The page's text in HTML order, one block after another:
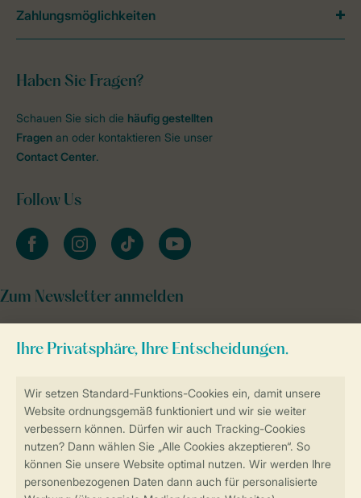
Sicher und schnell zur Online-Buchung
Sichere Datenübertragung
Sicheres Bezahlen
Haben Sie Fragen?
Schauen Sie sich die häufig gestellten
Fragen an oder kontaktieren Sie unser
Contact Center.
Follow Us
facebookinstagramtiktok youtube
Zum Newsletter anmelden
Zahlungsmöglichkeiten